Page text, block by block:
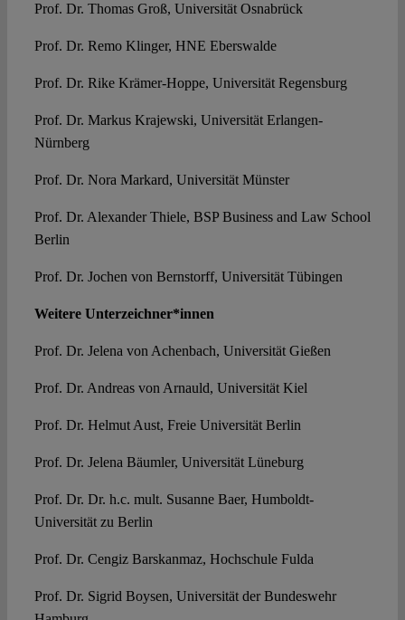
Prof. Dr. Thomas Groß, Universität Osnabrück
Prof. Dr. Remo Klinger, HNE Eberswalde
Prof. Dr. Rike Krämer-Hoppe, Universität Regensburg
Prof. Dr. Markus Krajewski, Universität Erlangen-
Nürnberg
Prof. Dr. Nora Markard, Universität Münster
Prof. Dr. Alexander Thiele, BSP Business and Law School
Berlin
Prof. Dr. Jochen von Bernstorff, Universität Tübingen
Weitere Unterzeichner*innen
Prof. Dr. Jelena von Achenbach, Universität Gießen
Prof. Dr. Andreas von Arnauld, Universität Kiel
Prof. Dr. Helmut Aust, Freie Universität Berlin
Prof. Dr. Jelena Bäumler, Universität Lüneburg
Prof. Dr. Dr. h.c. mult. Susanne Baer, Humboldt-
Universität zu Berlin
Prof. Dr. Cengiz Barskanmaz, Hochschule Fulda
Prof. Dr. Sigrid Boysen, Universität der Bundeswehr